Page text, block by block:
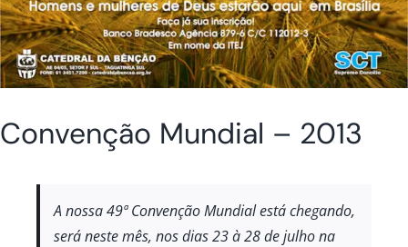
Convenção Mundial – 2013
A nossa 49ª Convenção Mundial está chegando,
será neste mês, nos dias 23 à 28 de julho na